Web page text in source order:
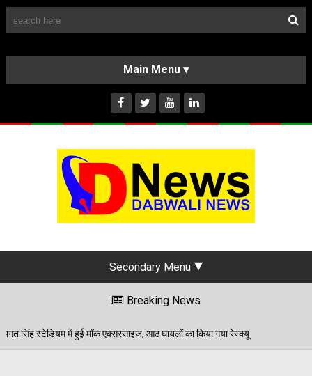
HOME
ABOUT US
INSTAGRAM
Secondary Menu
Breaking News
आठ घायलों का किया गया रेस्क्यू 06/08/2026 पेड़ जन्म से मरण तक